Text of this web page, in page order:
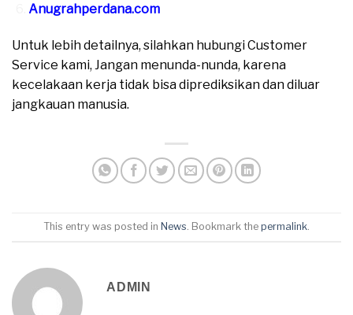
Anugrahperdana.com
Untuk lebih detailnya, silahkan hubungi Customer
Service kami, Jangan menunda-nunda, karena
kecelakaan kerja tidak bisa diprediksikan dan diluar
jangkauan manusia.
This entry was posted in News . Bookmark the permalink
ADMIN